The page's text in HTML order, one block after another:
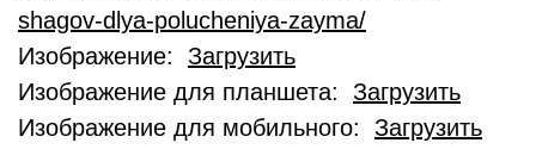
shagov-dlya-polucheniya-zayma/
Изображение: Загрузить
Изображение для планшета: Загрузить
Изображение для мобильного: Загрузить